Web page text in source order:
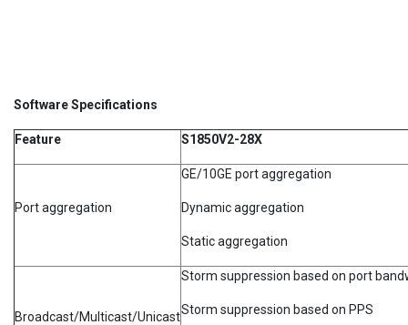
Software Specifications
Feature S1850V2-28X
Port aggregation
GE/10GE port aggregation
Dynamic aggregation
Static aggregation
Broadcast/Multicast/Unicast
Storm suppression based on port
Storm suppression based on PPS